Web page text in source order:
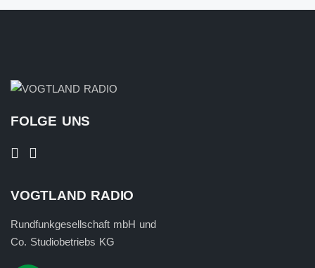
FOLGE UNS
VOGTLAND RADIO
Rundfunkgesellschaft mbH und
Co. Studiobetriebs KG